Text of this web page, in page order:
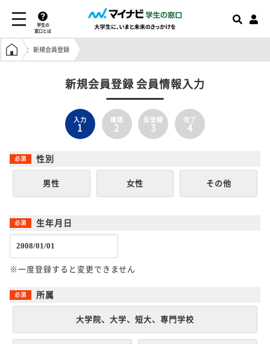
学生の
窓口とは
学生の窓口トップ
新規会員登録
新規会員登録 会員情報入力
入力
1
確認
2
仮登録
3
完了
4
性別
男性 女性 その他
生年月日
※一度登録すると変更できません
所属
大学院、大学、短大、専門学校